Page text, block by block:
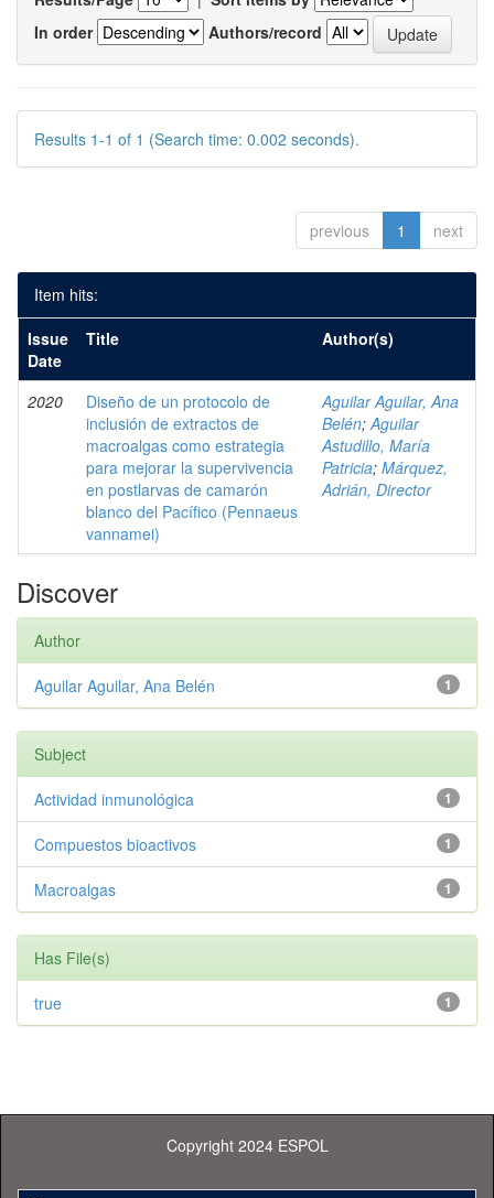
In order
Authors/record
Results 1-1 of 1 (Search time: 0.002 seconds).
previous 1 next
Item hits:
Issue
Date
Title Author(s)
2020
Diseño de un protocolo de
inclusión de extractos de
macroalgas como estrategia
para mejorar la supervivencia
en postlarvas de camarón
blanco del Pacífico (Pennaeus
vannamei)
Aguilar Aguilar, Ana
Belén;Aguilar
Astudillo, María
Patricia; Márquez,
Adrián, Director
Discover
Author
1
Aguilar Aguilar, Ana Belén
Subject
1
Actividad inmunológica
1
Compuestos bioactivos
1
Macroalgas
Has File(s)
1
true
Copyright 2024 ESPOL